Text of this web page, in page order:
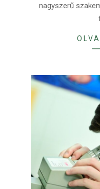
nagyszerű